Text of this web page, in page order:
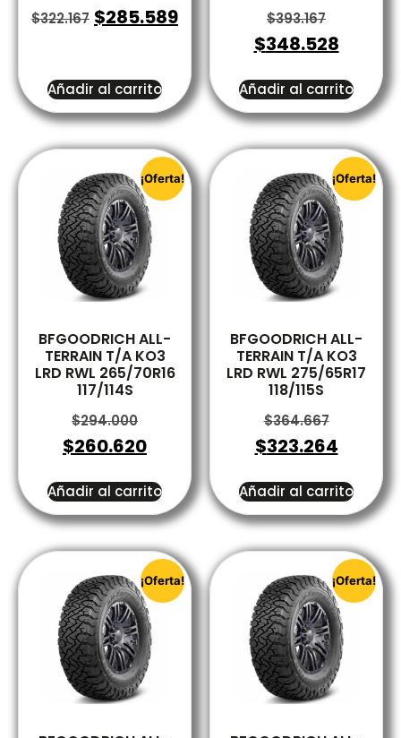
$322.167 $285.589
Añadir al carrito
$393.167
$348.528
Añadir al carrito
¡Oferta!
BFGOODRICH ALL-
TERRAIN T/A KO3
LRD RWL 265/70R16
117/114S
$294.000
$260.620
Añadir al carrito
¡Oferta!
BFGOODRICH ALL-
TERRAIN T/A KO3
LRD RWL 275/65R17
118/115S
$364.667
$323.264
Añadir al carrito
¡Oferta! ¡Oferta!